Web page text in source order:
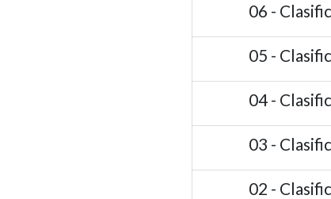
06 -
05 -
04 -
03 -
02 -